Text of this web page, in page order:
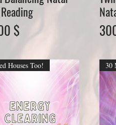
$
Houses Too! 30